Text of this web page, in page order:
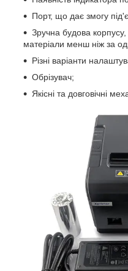
Порт, що дає змогу
Зручна будова
матеріали менш ніж за
Різні варіанти
Обрізувач;
Якісні та довговічні